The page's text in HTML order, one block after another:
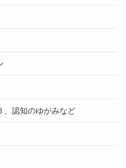
、認知のゆがみなど